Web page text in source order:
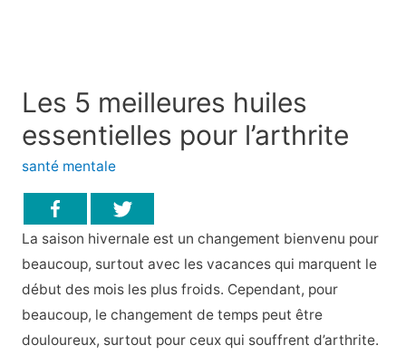
Les 5 meilleures huiles
essentielles pour l’arthrite
santé mentale
La saison hivernale est un changement bienvenu pour
beaucoup, surtout avec les vacances qui marquent le
début des mois les plus froids. Cependant, pour
beaucoup, le changement de temps peut être
douloureux, surtout pour ceux qui souffrent d’arthrite.